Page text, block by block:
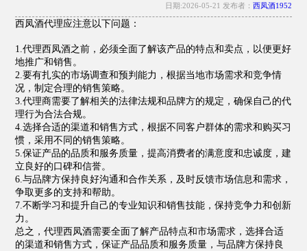
日期:2026-05-21 发布者： 西凤酒1952
西凤酒代理应注意以下问题：
1.代理西凤酒之前，必须全面了解该产品的特点和卖点，以便更好
地推广和销售。
2.要有扎实的市场调查和预判能力，根据当地市场需求和竞争情
况，制定合理的销售策略。
3.代理商需要了解相关的法律法规和品牌方的规定，确保自己的代
理行为合法合规。
4.选择合适的渠道和销售方式，根据不同客户群体的需求和购买习
惯，采用不同的销售策略。
5.保证产品的品质和服务质量，提高消费者的满意度和忠诚度，建
立良好的口碑和信誉。
6.与品牌方保持良好沟通和合作关系，及时反馈市场信息和需求，
争取更多的支持和帮助。
7.不断学习和提升自己的专业知识和销售技能，保持竞争力和创新
力。
总之，代理西凤酒需要全面了解产品特点和市场需求，选择合适
的渠道和销售方式，保证产品品质和服务质量，与品牌方保持良